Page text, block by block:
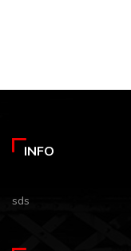
INFO
sds